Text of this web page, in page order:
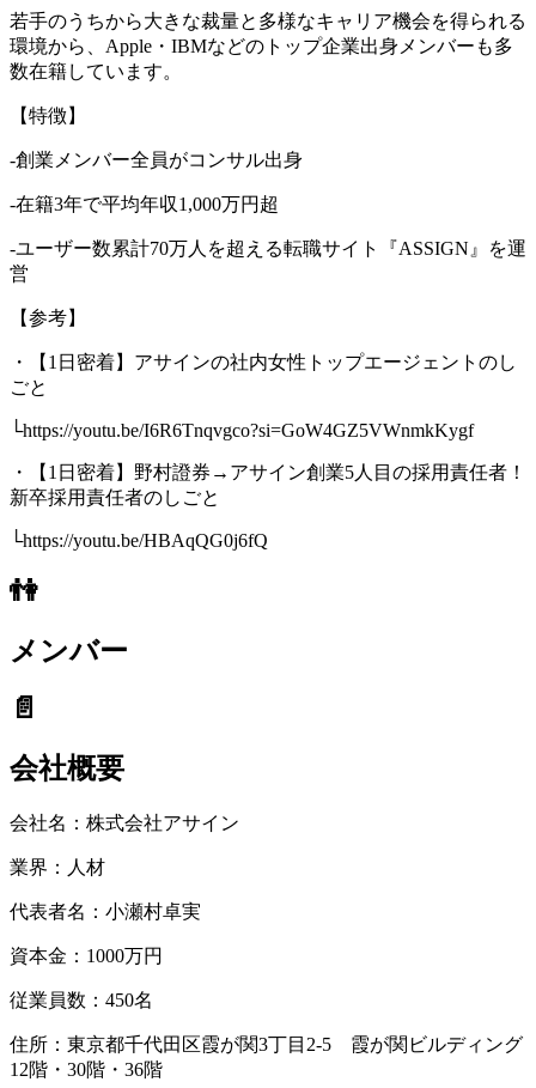
若手のうちから大きな裁量と多様なキャリア機会を得られる
環境から、Apple・IBMなどのトップ企業出身メンバーも多
数在籍しています。
【特徴】
-創業メンバー全員がコンサル出身
-在籍3年で平均年収1,000万円超
-ユーザー数累計70万人を超える転職サイト『ASSIGN』を運
営
【参考】
・【1日密着】アサインの社内女性トップエージェントのし
ごと
└https://youtu.be/I6R6Tnqvgco?si=GoW4GZ5VWnmkKygf
・【1日密着】野村證券→アサイン創業5人目の採用責任者！
新卒採用責任者のしごと
└https://youtu.be/HBAqQG0j6fQ
👫
メンバー
📄
会社概要
会社名： 株式会社アサイン
業界： 人材
代表者名： 小瀬村卓実
資本金： 1000万円
従業員数： 450名
住所：東京都千代田区霞が関3丁目2-5 霞が関ビルディング
12階・30階・36階